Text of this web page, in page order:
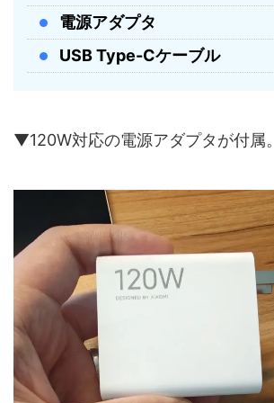
電源アダプタ
USB Type-Cケーブル
▼120W対応の電源アダプタが付属。